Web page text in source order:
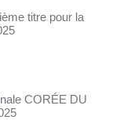
titre pour la
CORÉE DU